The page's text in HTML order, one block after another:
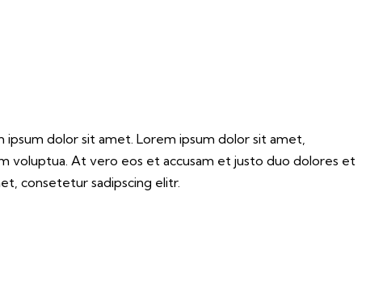
dolor sit amet. Lorem ipsum dolor sit amet,
voluptua. At vero eos et accusam et justo duo dolores et
consetetur sadipscing elitr.